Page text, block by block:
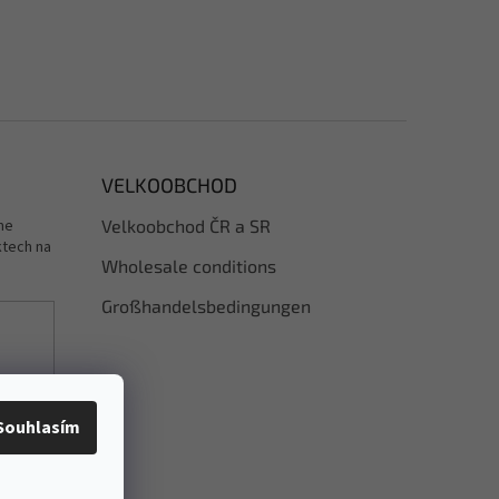
na
VELKOOBCHOD
Velkoobchod ČR a SR
Wholesale conditions
Großhandelsbedingungen